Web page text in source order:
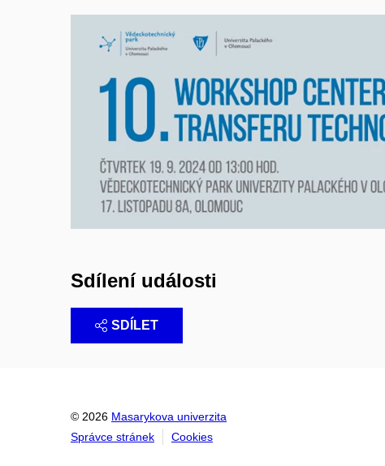
Sdílení události
SDÍLET
© 2026 Masarykova univerzita
Správce stránek
Cookies